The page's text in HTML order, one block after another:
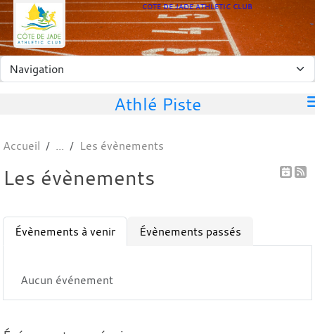
COTE DE JADE ATHLETIC CLUB
Athlé Piste
Accueil Les évènements
Les évènements
Évènements à venir Évènements passés
Aucun événement
Panneau de gestion des cookies